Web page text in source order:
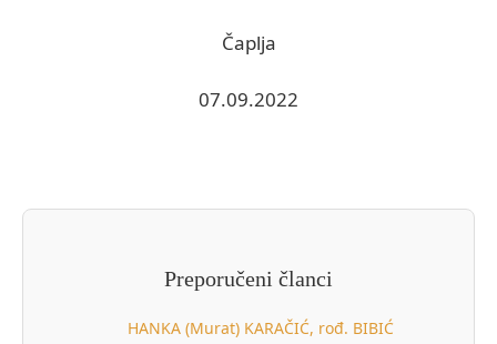
Čaplja
07.09.2022
Preporučeni članci
HANKA (Murat) KARAČIĆ, rođ. BIBIĆ